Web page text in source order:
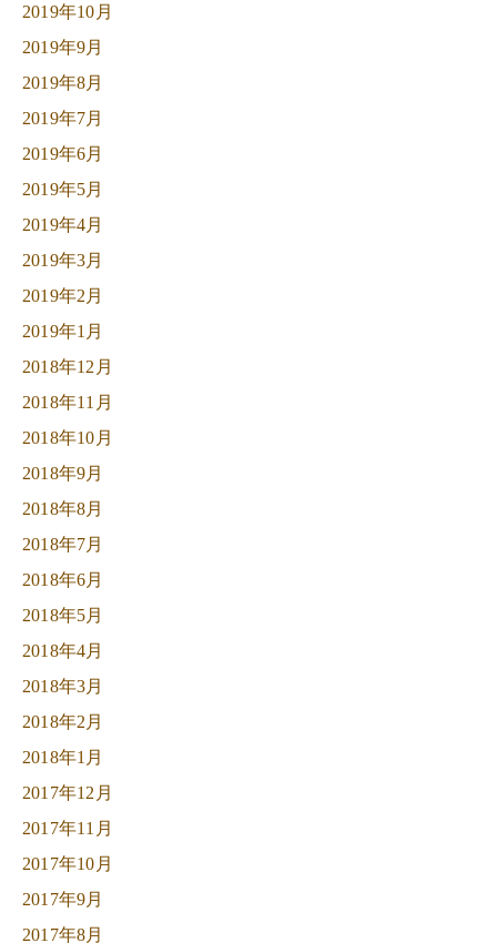
2019年10月
2019年9月
2019年8月
2019年7月
2019年6月
2019年5月
2019年4月
2019年3月
2019年2月
2019年1月
2018年12月
2018年11月
2018年10月
2018年9月
2018年8月
2018年7月
2018年6月
2018年5月
2018年4月
2018年3月
2018年2月
2018年1月
2017年12月
2017年11月
2017年10月
2017年9月
2017年8月